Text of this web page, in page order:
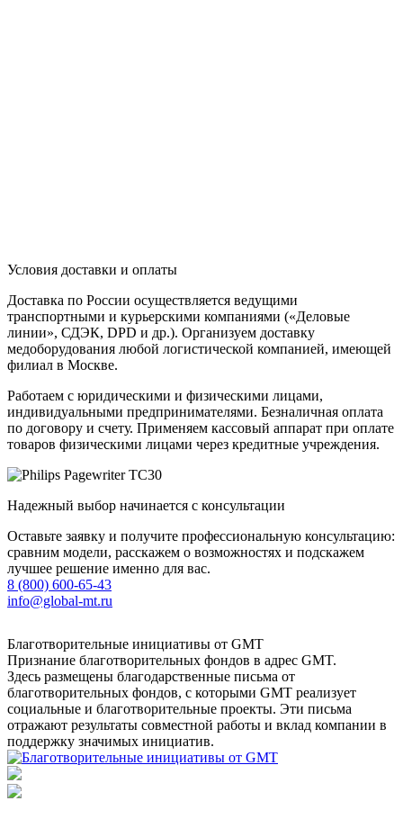
Условия доставки и оплаты
Доставка по России осуществляется ведущими
транспортными и курьерскими компаниями («Деловые
линии», СДЭК, DPD и др.). Организуем доставку
медоборудования любой логистической компанией, имеющей
филиал в Москве.
Работаем с юридическими и физическими лицами,
индивидуальными предпринимателями. Безналичная оплата
по договору и счету. Применяем кассовый аппарат при оплате
товаров физическими лицами через кредитные учреждения.
Надежный выбор начинается с консультации
Оставьте заявку и получите профессиональную консультацию:
сравним модели, расскажем о возможностях и подскажем
лучшее решение именно для вас.
8 (800) 600-65-43
info@global-mt.ru
Благотворительные инициативы от GMT
Признание благотворительных фондов в адрес GMT.
Здесь размещены благодарственные письма от
благотворительных фондов, с которыми GMT реализует
социальные и благотворительные проекты. Эти письма
отражают результаты совместной работы и вклад компании в
поддержку значимых инициатив.